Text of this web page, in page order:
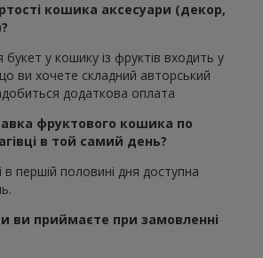
кошика аксесуари (декор,
у кошику із фруктів входить у
ви хочете складний авторський
додаткова оплата
фруктового кошика по
в той самий день?
першій половині дня доступна
ви приймаєте при замовленні